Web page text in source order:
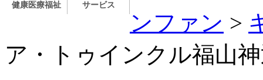
健康医療福祉 サービス
ンファン >
ア・トゥインクル福山